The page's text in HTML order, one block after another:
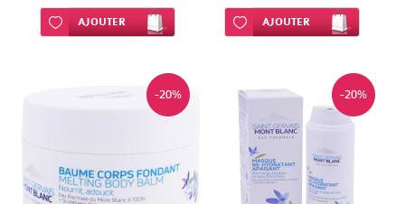
NATURAL
NUTRITION
NATURE'S
NEW
BAIN
SENS
FLEURS
LIFT'ARGAN
Ajouter à ma liste d’envie
AJOUTER Ajouter à ma liste d’envie
AJOUTER
-20% -20%